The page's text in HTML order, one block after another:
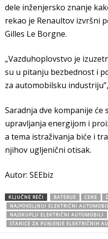
dele inženjersko znanje
rekao je Renaultov izvršni
Gilles Le Borgne.
„Vazduhoplovstvo je
su u pitanju bezbednost i
za automobilsku
Saradnja dve kompanije
upravljanja energijom i
a tema istraživanja biće i
njihov ugljenični otisak.
Autor: SEEbiz
KLJUČNE REČI BATERIJE CENE
NAJPOVOLJNIJI ELEKTRIČNI
NAJSKUPLJI ELEKTRIČNI AUTOMOBILI
STANICE ZA PUNJENJE ELEKTRIČNIH